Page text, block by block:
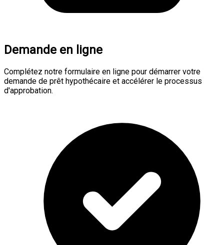
Demande en ligne
Complétez notre formulaire en ligne pour démarrer votre
demande de prêt hypothécaire et accélérer le processus
d'approbation.